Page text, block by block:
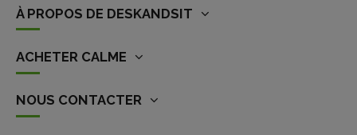
À PROPOS DE DESKANDSIT
ACHETER CALME
NOUS CONTACTER